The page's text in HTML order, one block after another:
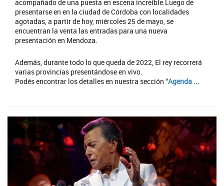
acompañado de una puesta en escena increíble.Luego de
presentarse en en la ciudad de Córdoba con localidades
agotadas, a partir de hoy, miércoles 25 de mayo, se
encuentran la venta las entradas para una nueva
presentación en Mendoza.
Además, durante todo lo que queda de 2022, El rey recorrerá
varias provincias presentándose en vivo.
Podés encontrar los detalles en nuestra sección “Agenda ...